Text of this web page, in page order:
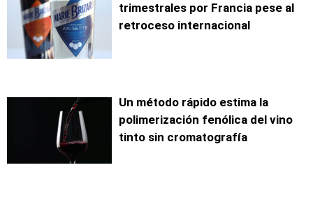
trimestrales por Francia pese al
retroceso internacional
Un método rápido estima la
polimerización fenólica del vino
tinto sin cromatografía